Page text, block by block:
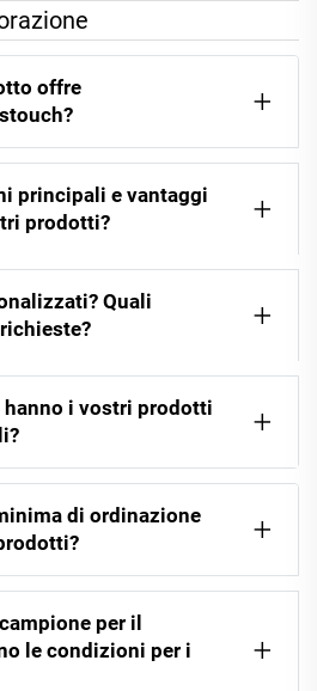
offre
principali e vantaggi
prodotti?
Quali
i vostri prodotti
di ordinazione
per il
le condizioni per i